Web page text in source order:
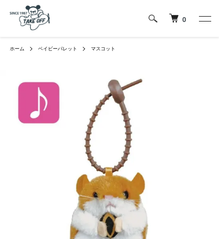
0
ホーム ベイビーパレット マスコット